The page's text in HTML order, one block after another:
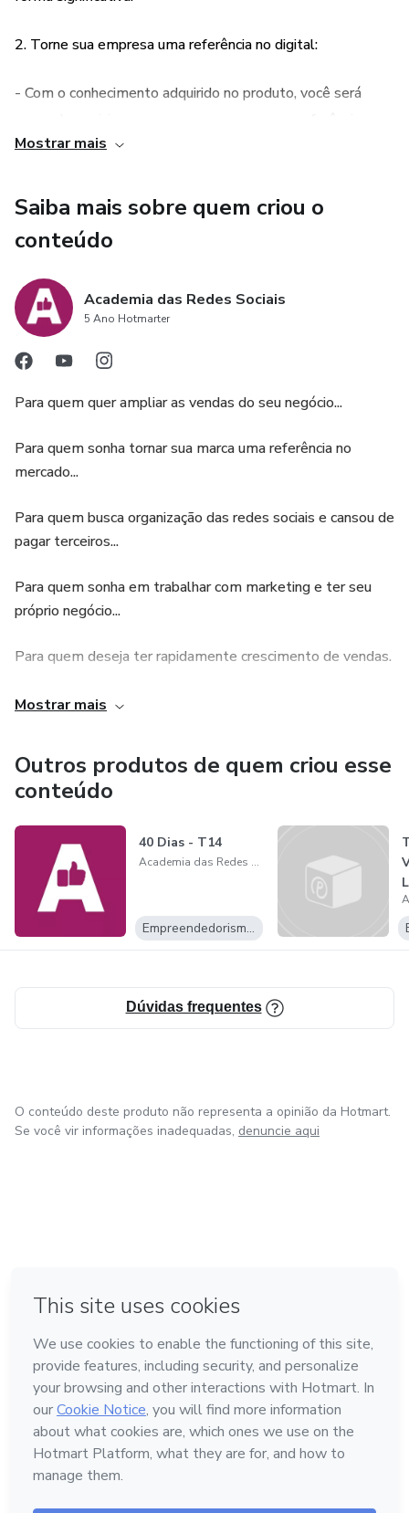
2. Torne sua empresa uma referência no digital:
- Com o conhecimento adquirido no produto, você será
ambiente digital, aumentando sua visibilidade e atraindo
3. Acesso facilitado mesmo para iniciantes:
marketing digital ou tenha pouco tempo disponível para
fazer um curso extenso, o produto foi desenvolvido de
forma a ser acessível e compreensível para iniciantes,
permitindo que qualquer pessoa possa aproveitar os
benefícios oferecidos.
Mostrar mais
Saiba mais sobre quem criou o
conteúdo
Academia das Redes Sociais
5 Ano Hotmarter
Para quem quer ampliar as vendas do seu negócio...
Para quem sonha tornar sua marca uma referência no
mercado...
Para quem busca organização das redes sociais e cansou de
pagar terceiros...
Para quem sonha em trabalhar com marketing e ter seu
próprio negócio...
Para quem deseja ter rapidamente crescimento de vendas.
- Venda para o cliente ideal, aprenda a encontrá-lo nas
- Os segredos das redes sociais que nunca te contaram,
descubra e aumente seu faturamento.
Mostrar mais
Outros produtos de quem criou esse
conteúdo
40 Dias - T14
Academia das Redes Sociais
Empreendedorismo Digital
Dúvidas frequentes
O conteúdo deste produto não representa a opinião da Hotmart.
Se você vir informações inadequadas, denuncie aqui
Feito com ❤ em Bogotá
Conheça a Hotmart
Idioma
Português